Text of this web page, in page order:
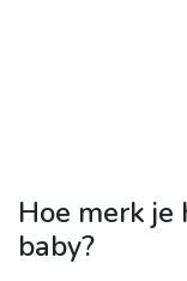
Hoe merk je
baby?